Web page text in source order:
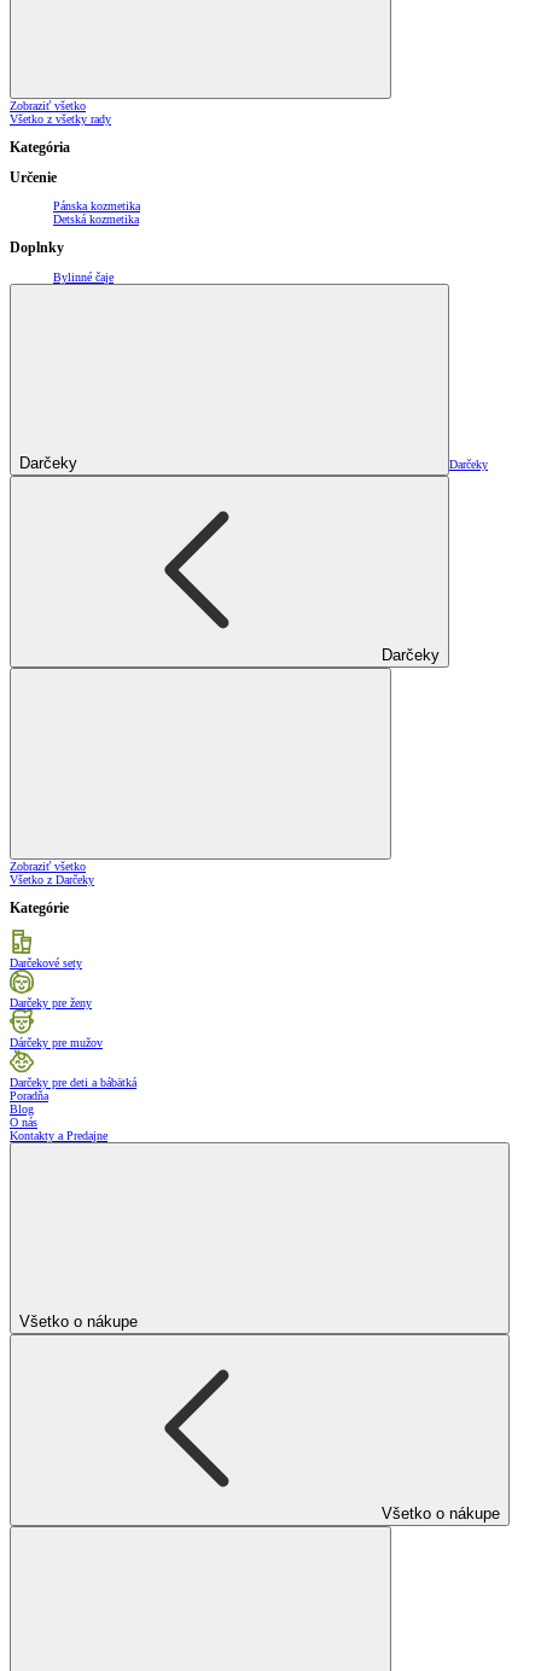
Zobraziť všetko
Všetko z všetky rady
Kategória
Určenie
Pánska kozmetika
Detská kozmetika
Doplnky
Bylinné čaje
Darčeky Darčeky
Darčeky
Zobraziť všetko
Všetko z Darčeky
Kategórie
Darčekové sety
Darčeky pre ženy
Dárčeky pre mužov
Darčeky pre deti a bábätká
Poradňa
Blog
O nás
Kontakty a Predajne
Všetko o nákupe
Všetko o nákupe